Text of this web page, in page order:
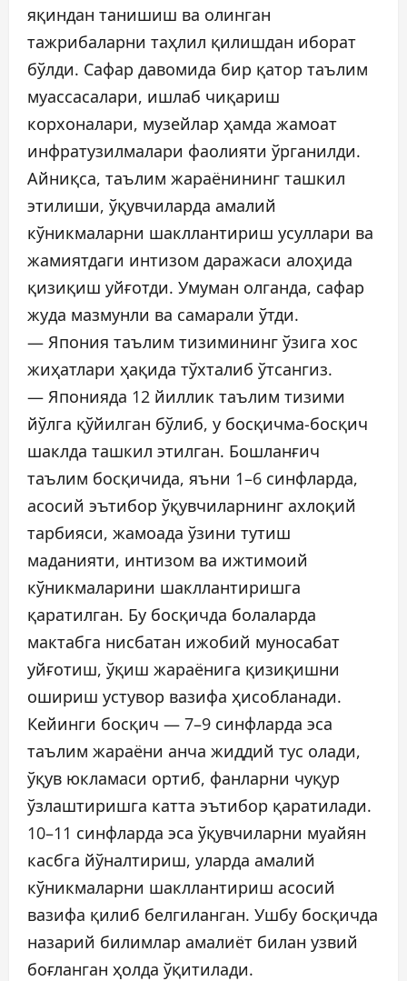
яқиндан танишиш ва олинган
тажрибаларни таҳлил қилишдан иборат
бўлди. Сафар давомида бир қатор таълим
муассасалари, ишлаб чиқариш
корхоналари, музейлар ҳамда жамоат
инфратузилмалари фаолияти ўрганилди.
Айниқса, таълим жараёнининг ташкил
этилиши, ўқувчиларда амалий
кўникмаларни шакллантириш усуллари ва
жамиятдаги интизом даражаси алоҳида
қизиқиш уйғотди. Умуман олганда, сафар
жуда мазмунли ва самарали ўтди.
— Япония таълим тизимининг ўзига хос
жиҳатлари ҳақида тўхталиб ўтсангиз.
— Японияда 12 йиллик таълим тизими
йўлга қўйилган бўлиб, у босқичма-босқич
шаклда ташкил этилган. Бошланғич
таълим босқичида, яъни 1–6 синфларда,
асосий эътибор ўқувчиларнинг ахлоқий
тарбияси, жамоада ўзини тутиш
маданияти, интизом ва ижтимоий
кўникмаларини шакллантиришга
қаратилган. Бу босқичда болаларда
мактабга нисбатан ижобий муносабат
уйғотиш, ўқиш жараёнига қизиқишни
ошириш устувор вазифа ҳисобланади.
Кейинги босқич — 7–9 синфларда эса
таълим жараёни анча жиддий тус олади,
ўқув юкламаси ортиб, фанларни чуқур
ўзлаштиришга катта эътибор қаратилади.
10–11 синфларда эса ўқувчиларни муайян
касбга йўналтириш, уларда амалий
кўникмаларни шакллантириш асосий
вазифа қилиб белгиланган. Ушбу босқичда
назарий билимлар амалиёт билан узвий
боғланган ҳолда ўқитилади.